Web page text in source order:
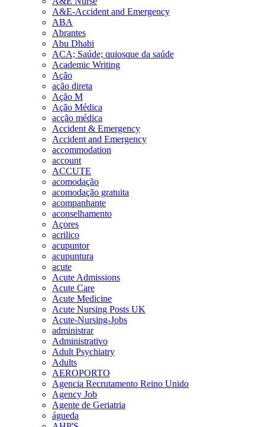
A&E-Accident and Emergency
ABA
Abrantes
Abu Dhabi
ACA; Saúde; quiosque da saúde
Academic Writing
Ação
ação direta
Ação M
Ação Médica
acção médica
Accident & Emergency
Accident and Emergency
accommodation
account
ACCUTE
acomodação
acomodação gratuita
acompanhante
aconselhamento
Açores
acrilico
acupuntor
acupuntura
acute
Acute Admissions
Acute Care
Acute Medicine
Acute Nursing Posts UK
Acute-Nursing-Jobs
administrar
Administrativo
Adult Psychiatry
Adults
AEROPORTO
Agencia Recrutamento Reino Unido
Agency Job
Agente de Geriatria
águeda